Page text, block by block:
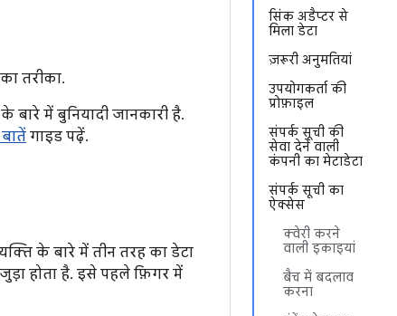
सिंक अडैप्टर से
मिला डेटा
ज़रूरी अनुमतियां
उपयोगकर्ता की
प्रोफ़ाइल
संपर्क सूची की
सेवा देने वाली
कंपनी का मेटाडेटा
संपर्क सूची का
ऐक्सेस
क्वेरी करने
वाली इकाइयां
बैच में बदलाव
करना
तरीका.
में बुनियादी जानकारी है.
बातें गाइड पढ़ें.
के बारे में तीन तरह का डेटा
होता है. इसे पहले फ़िगर में